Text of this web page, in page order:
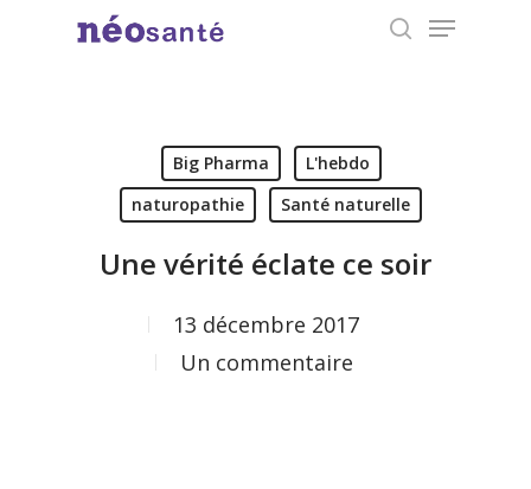
Menu
Big Pharma
L'hebdo
naturopathie
Santé naturelle
Une vérité éclate ce soir
13 décembre 2017
Un commentaire